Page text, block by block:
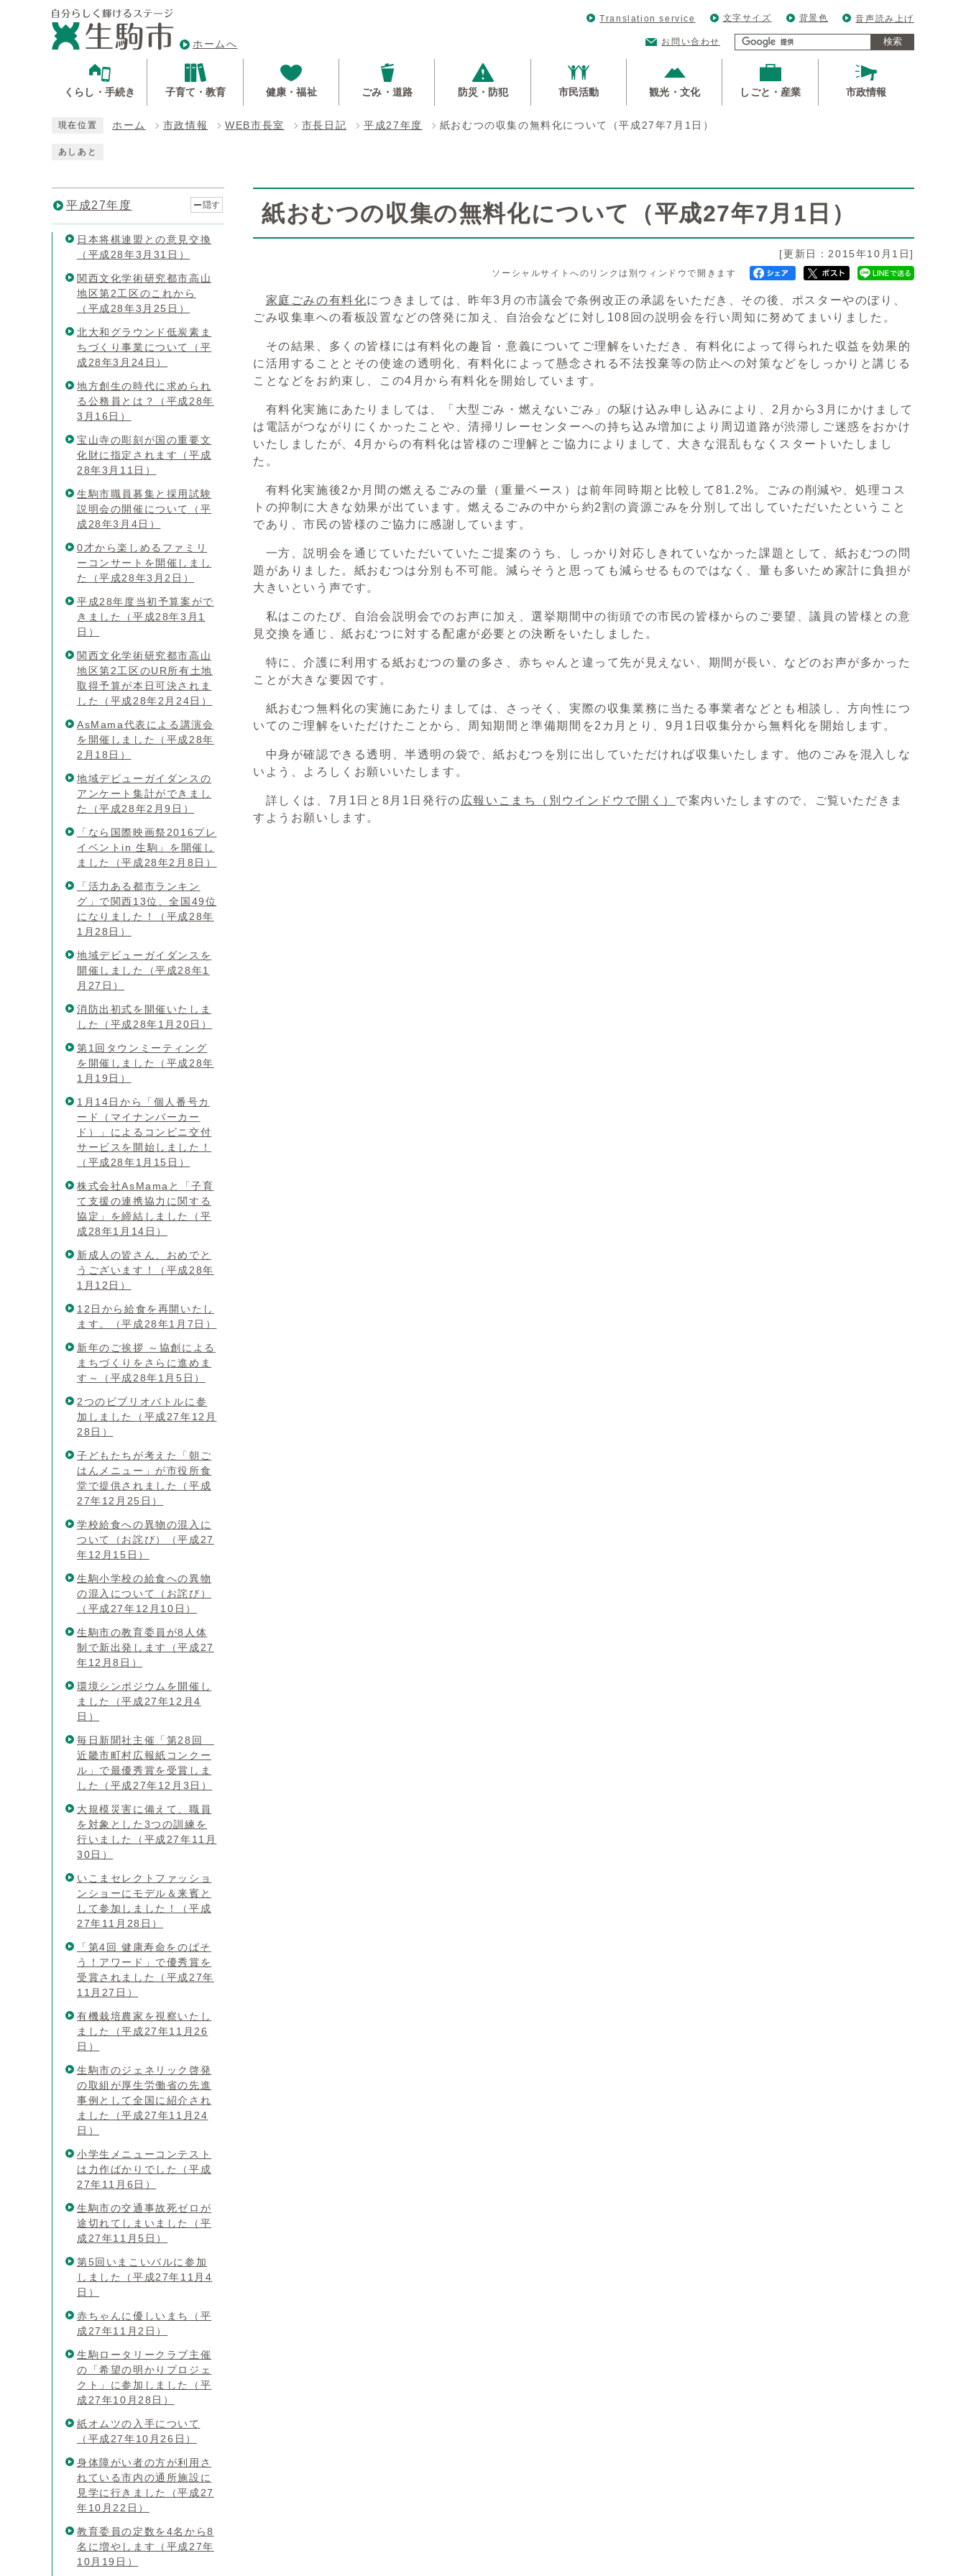
ホームへ
Translation service 文字サイズ 背景色 音声読み上げ
お問い合わせ 検索
くらし・手続き 子育て・教育 健康・福祉 ごみ・道路 防災・防犯 市民活動 観光・文化 しごと・産業 市政情報
現在位置 ホーム 市政情報 WEB市長室 市長日記 平成27年度 紙おむつの収集の無料化について（平成27年7月1日）
あしあと
紙おむつの収集の無料化について（平成27年7月1日）
[更新日：2015年10月1日]
ソーシャルサイトへのリンクは別ウィンドウで開きます
家庭ごみの有料化につきましては、昨年3月の市議会で条例改正の承認をいただき、その後、ポスターやのぼり、
ごみ収集車への看板設置などの啓発に加え、自治会などに対し108回の説明会を行い周知に努めてまいりました。
その結果、多くの皆様には有料化の趣旨・意義についてご理解をいただき、有料化によって得られた収益を効果的
に活用することとその使途の透明化、有料化によって懸念される不法投棄等の防止への対策などをしっかりと講じる
ことなどをお約束し、この4月から有料化を開始しています。
有料化実施にあたりましては、「大型ごみ・燃えないごみ」の駆け込み申し込みにより、2月から3月にかけまして
は電話がつながりにくかったことや、清掃リレーセンターへの持ち込み増加により周辺道路が渋滞しご迷惑をおかけ
いたしましたが、4月からの有料化は皆様のご理解とご協力によりまして、大きな混乱もなくスタートいたしまし
た。
有料化実施後2か月間の燃えるごみの量（重量ベース）は前年同時期と比較して81.2%。ごみの削減や、処理コス
トの抑制に大きな効果が出ています。燃えるごみの中から約2割の資源ごみを分別して出していただいたということ
であり、市民の皆様のご協力に感謝しています。
一方、説明会を通じていただいていたご提案のうち、しっかり対応しきれていなかった課題として、紙おむつの問
題がありました。紙おむつは分別も不可能。減らそうと思っても減らせるものではなく、量も多いため家計に負担が
大きいという声です。
私はこのたび、自治会説明会でのお声に加え、選挙期間中の街頭での市民の皆様からのご要望、議員の皆様との意
見交換を通じ、紙おむつに対する配慮が必要との決断をいたしました。
特に、介護に利用する紙おむつの量の多さ、赤ちゃんと違って先が見えない、期間が長い、などのお声が多かった
ことが大きな要因です。
紙おむつ無料化の実施にあたりましては、さっそく、実際の収集業務に当たる事業者などとも相談し、方向性につ
いてのご理解をいただけたことから、周知期間と準備期間を2カ月とり、9月1日収集分から無料化を開始します。
中身が確認できる透明、半透明の袋で、紙おむつを別に出していただければ収集いたします。他のごみを混入しな
いよう、よろしくお願いいたします。
詳しくは、7月1日と8月1日発行の 広報いこまち （別ウインドウで開く） で案内いたしますので、ご覧いただきま
すようお願いします。
平成27年度 隠す
日本将棋連盟との意見交換
（平成28年3月31日）
関西文化学術研究都市高山
地区第2工区のこれから
（平成28年3月25日）
北大和グラウンド低炭素ま
ちづくり事業について（平
成28年3月24日）
地方創生の時代に求められ
る公務員とは？（平成28年
3月16日）
宝山寺の彫刻が国の重要文
化財に指定されます（平成
28年3月11日）
生駒市職員募集と採用試験
説明会の開催について（平
成28年3月4日）
0才から楽しめるファミリ
ーコンサートを開催しまし
た（平成28年3月2日）
平成28年度当初予算案がで
きました（平成28年3月1
日）
関西文化学術研究都市高山
地区第2工区のUR所有土地
取得予算が本日可決されま
した（平成28年2月24日）
AsMama代表による講演会
を開催しました（平成28年
2月18日）
地域デビューガイダンスの
アンケート集計ができまし
た（平成28年2月9日）
「なら国際映画祭2016プレ
イベントin 生駒」を開催し
ました（平成28年2月8日）
「活力ある都市ランキン
グ」で関西13位、全国49位
になりました！（平成28年
1月28日）
地域デビューガイダンスを
開催しました（平成28年1
月27日）
消防出初式を開催いたしま
した（平成28年1月20日）
第1回タウンミーティング
を開催しました（平成28年
1月19日）
1月14日から「個人番号カ
ード（マイナンバーカー
ド）」によるコンビニ交付
サービスを開始しました！
（平成28年1月15日）
株式会社AsMamaと「子育
て支援の連携協力に関する
協定」を締結しました（平
成28年1月14日）
新成人の皆さん、おめでと
うございます！（平成28年
1月12日）
12日から給食を再開いたし
ます。（平成28年1月7日）
新年のご挨拶 ～協創による
まちづくりをさらに進めま
す～（平成28年1月5日）
2つのビブリオバトルに参
加しました（平成27年12月
28日）
子どもたちが考えた「朝ご
はんメニュー」が市役所食
堂で提供されました（平成
27年12月25日）
学校給食への異物の混入に
ついて（お詫び）（平成27
年12月15日）
生駒小学校の給食への異物
の混入について（お詫び）
（平成27年12月10日）
生駒市の教育委員が8人体
制で新出発します（平成27
年12月8日）
環境シンポジウムを開催し
ました（平成27年12月4
日）
毎日新聞社主催「第28回
近畿市町村広報紙コンクー
ル」で最優秀賞を受賞しま
した（平成27年12月3日）
大規模災害に備えて、職員
を対象とした3つの訓練を
行いました（平成27年11月
30日）
いこまセレクトファッショ
ンショーにモデル＆来賓と
して参加しました！（平成
27年11月28日）
「第4回 健康寿命をのばそ
う！アワード」で優秀賞を
受賞されました（平成27年
11月27日）
有機栽培農家を視察いたし
ました（平成27年11月26
日）
生駒市のジェネリック啓発
の取組が厚生労働省の先進
事例として全国に紹介され
ました（平成27年11月24
日）
小学生メニューコンテスト
は力作ばかりでした（平成
27年11月6日）
生駒市の交通事故死ゼロが
途切れてしまいました（平
成27年11月5日）
第5回いまこいバルに参加
しました（平成27年11月4
日）
赤ちゃんに優しいまち（平
成27年11月2日）
生駒ロータリークラブ主催
の「希望の明かりプロジェ
クト」に参加しました（平
成27年10月28日）
紙オムツの入手について
（平成27年10月26日）
身体障がい者の方が利用さ
れている市内の通所施設に
見学に行きました（平成27
年10月22日）
教育委員の定数を4名から8
名に増やします（平成27年
10月19日）